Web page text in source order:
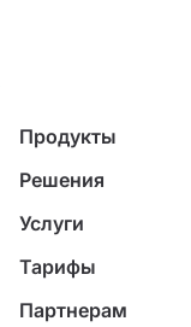
Продукты
Управление
Проекты
Финансы
Решения
ИТ-компании
Строительные
Веб-студии
Услуги
Внедрение
Внедрение
Тарифы
Партнерам